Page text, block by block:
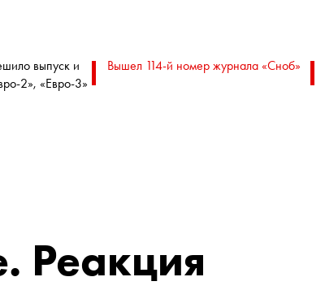
выпуск и
2», «Евро-3»
Вышел 114-й номер журнала «Сноб»
Реакция